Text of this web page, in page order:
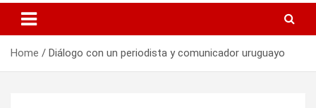
Home Diálogo con un periodista y comunicador uruguayo